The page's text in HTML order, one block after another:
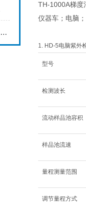
多管涡旋振荡器操作过程及使用注意事项
TH-1000A梯度
仪器车；电脑
1. HD-5电脑紫外
型号
检测波长
流动样品池容积
样品池流速
量程测量范围
调节量程方式